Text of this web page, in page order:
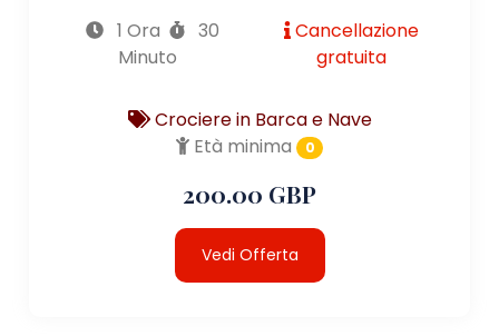
1 Ora
30
Minuto
Cancellazione
gratuita
Crociere in Barca e Nave
Età minima
0
200.00 GBP
Vedi Offerta